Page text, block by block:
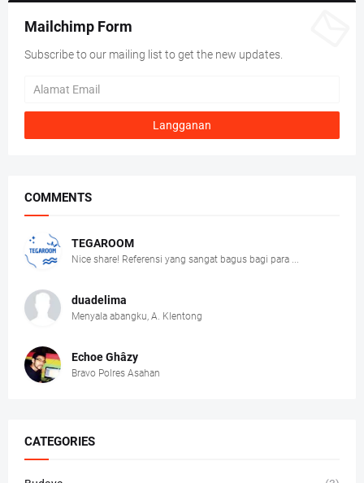
Mailchimp Form
Subscribe to our mailing list to get the new updates.
COMMENTS
TEGAROOM
Nice share! Referensi yang sangat bagus bagi para ...
duadelima
Menyala abangku, A. Klentong
Echoe Ghâzy
Bravo Polres Asahan
CATEGORIES